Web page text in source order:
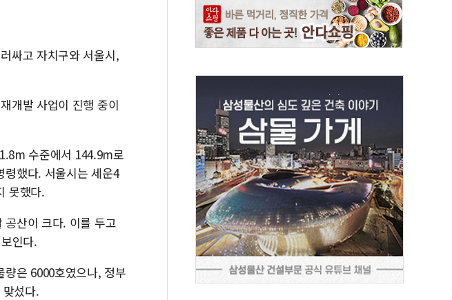
싸고 자치구와 서울시,
개발 사업이 진행 중이
수준에서 144.9m로
했다. 서울시는 세운4
못했다.
공산이 크다. 이를 두고
인다.
은 6000호였으나, 정부
섰다.